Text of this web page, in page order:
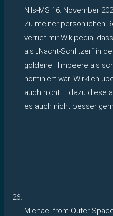
Nils-MS 16. November
Zu meiner persönlichen
verriet mir Wikipedia,
als „Nacht-Schlitzer“ in
goldene Himbeere als
nominiert war. Wirklich
auch nicht – dazu diese
es auch nicht besser
Michael from Outer